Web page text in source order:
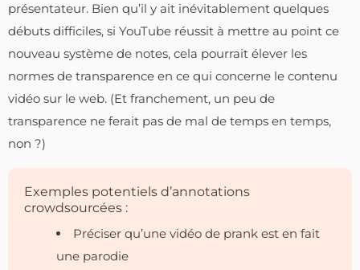
présentateur. Bien qu’il y ait inévitablement quelques
débuts difficiles, si YouTube réussit à mettre au point ce
nouveau système de notes, cela pourrait élever les
normes de transparence en ce qui concerne le contenu
vidéo sur le web. (Et franchement, un peu de
transparence ne ferait pas de mal de temps en temps,
non ?)
Exemples potentiels d’annotations
crowdsourcées :
Préciser qu’une vidéo de prank est en fait
une parodie